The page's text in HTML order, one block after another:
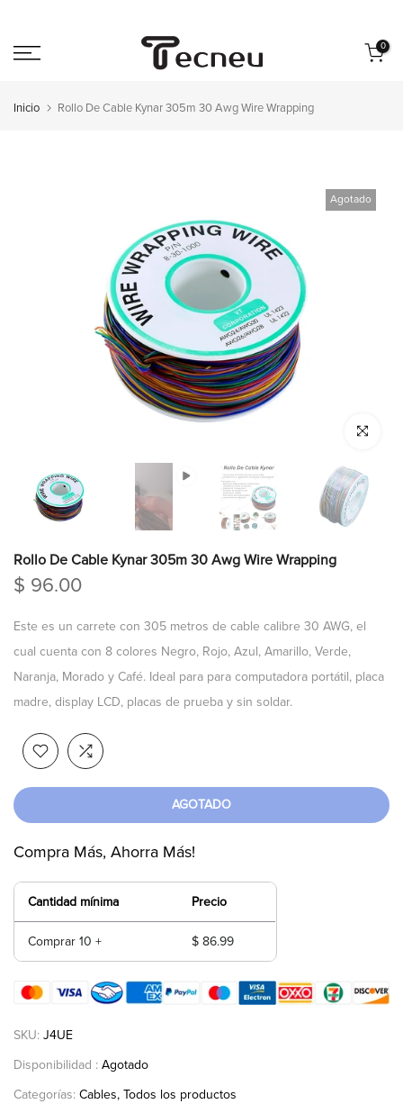
al
0
Inicio Rollo De Cable Kynar 305m 30 Awg Wire Wrapping
Reproducir
Agotado
Click para
Rollo De Cable Kynar 305m 30 Awg Wire Wrapping
$ 96.00
Este es un carrete con 305 metros de cable calibre 30 AWG, el
cual cuenta con 8 colores Negro, Rojo, Azul, Amarillo, Verde,
Naranja, Morado y Café. Ideal para para computadora portátil, placa
madre, display LCD, placas de prueba y sin soldar.
AGOTADO
Compra Más, Ahorra Más!
Cantidad mínima Precio
Comprar 10 + $ 86.99
SKU: J4UE
Disponibilidad : Agotado
Categorías: Cables Todos los productos